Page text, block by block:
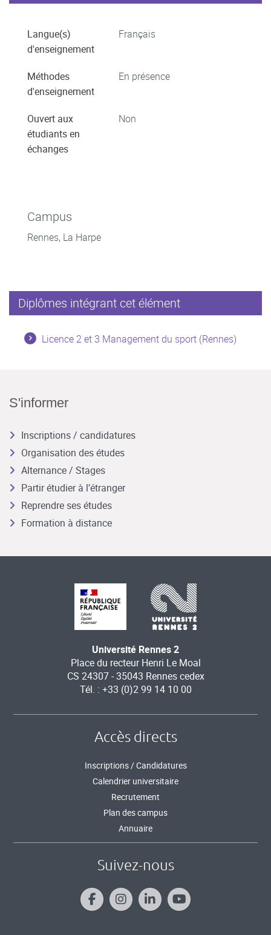
Langue(s)
d'enseignement
Français
Méthodes
d'enseignement
En présence
Ouvert aux
étudiants en
échanges
Non
Campus
Rennes, La Harpe
Diplômes intégrant cet élément
Licence 2 et 3 Management du sport (Rennes)
S'informer
Inscriptions / candidatures
Organisation des études
Alternance / Stages
Partir étudier à l’étranger
Reprendre ses études
Formation à distance
Université Rennes 2
Place du recteur Henri Le Moal
CS 24307 - 35043 Rennes cedex
Tél. : +33 (0)2 99 14 10 00
Accès directs
Inscriptions / Candidatures
Calendrier universitaire
Recrutement
Plan des campus
Annuaire
Suivez-nous